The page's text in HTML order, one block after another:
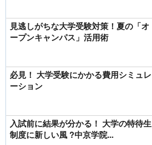
見逃しがちな大学受験対策！夏の「オ
ープンキャンパス」活用術
必見！ 大学受験にかかる費用シミュレ
ーション
入試前に結果が分かる！ 大学の特待生
制度に新しい風 ?中京学院...